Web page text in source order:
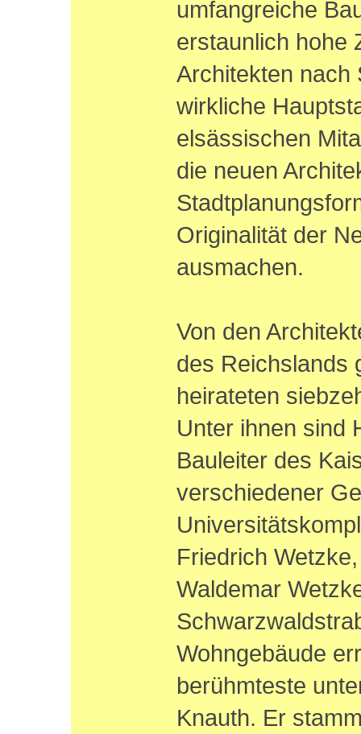
umfangreiche
erstaunlich hohe
Architekten nach
wirkliche
elsässischen
die neuen
Originalität der
ausmachen.
Von den
des Reichslands
heirateten
Unter ihnen sind
Bauleiter des
verschiedener
Friedrich
Waldemar
Wohngebäude
berühmteste
Knauth. Er